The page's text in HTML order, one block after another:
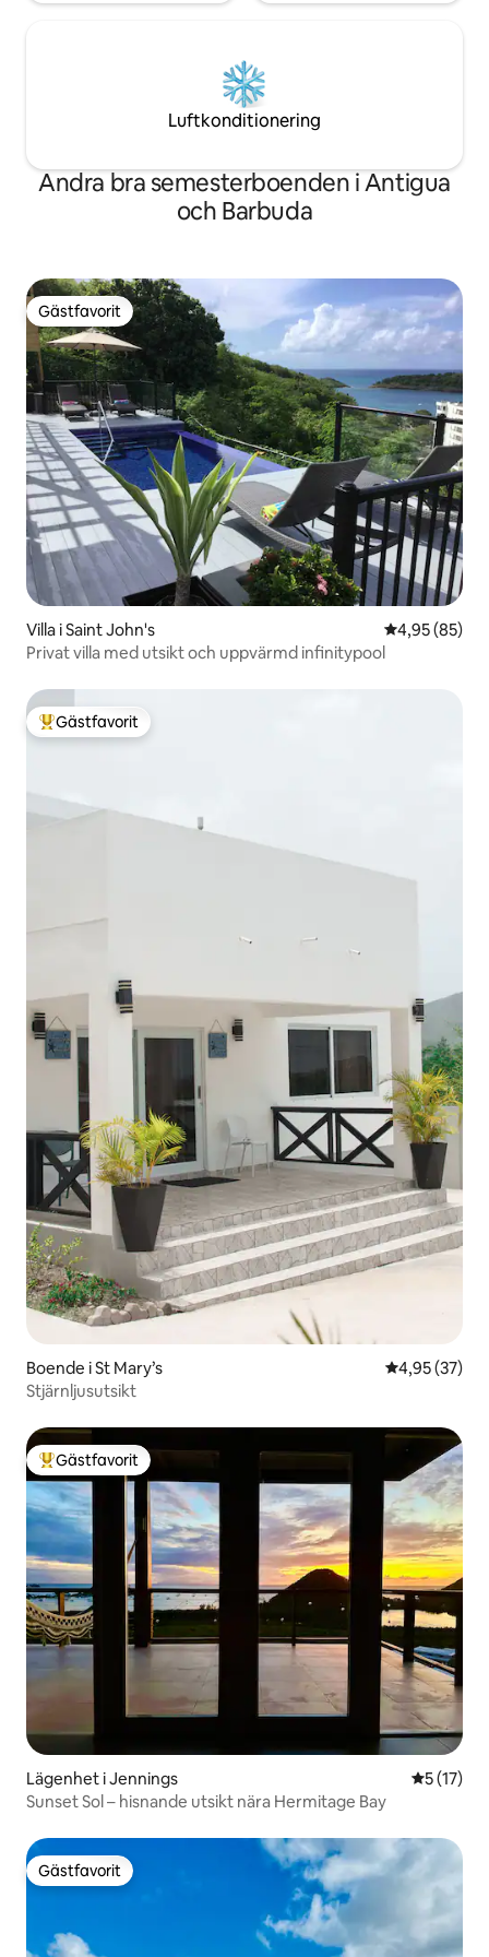
Luftkonditionering
Andra bra semesterboenden i Antigua
och Barbuda
Gästfavorit
Gästfavorit
Villa i Saint John's 4,95 av 5 i
4,95 (85)
Privat villa med utsikt och uppvärmd infinitypool
Populär gästfavorit
Gästfavorit
Boende i St Mary’s 4,95 av 5 i
4,95 (37)
Stjärnljusutsikt
Populär gästfavorit
Gästfavorit
Lägenhet i Jennings 5 av 5 i
5 (17)
Sunset Sol – hisnande utsikt nära Hermitage Bay
Gästfavorit
Gästfavorit